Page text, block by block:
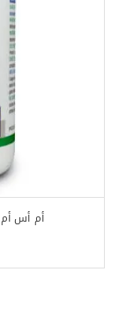
أم أس أم Organika MSM 1000 mg 90 Capsule